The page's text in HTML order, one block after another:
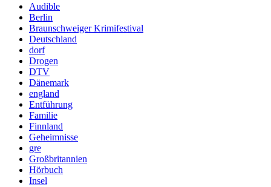
Audible
Berlin
Braunschweiger Krimifestival
Deutschland
dorf
Drogen
DTV
Dänemark
england
Entführung
Familie
Finnland
Geheimnisse
gre
Großbritannien
Hörbuch
Insel